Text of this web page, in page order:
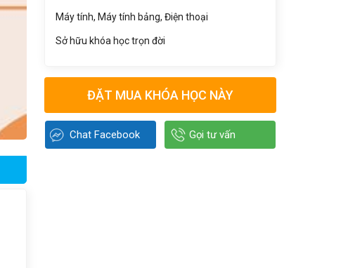
Máy tính, Máy tính bảng, Điện thoại
Sở hữu khóa học trọn đời
ĐẶT MUA KHÓA HỌC NÀY
Chat Facebook Gọi tư vấn